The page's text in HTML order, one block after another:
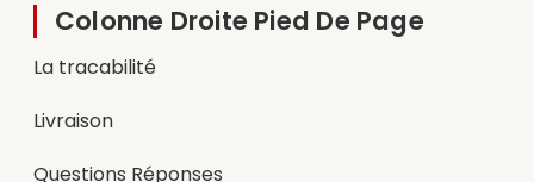
Colonne Droite Pied De Page
La tracabilité
Livraison
Questions Réponses